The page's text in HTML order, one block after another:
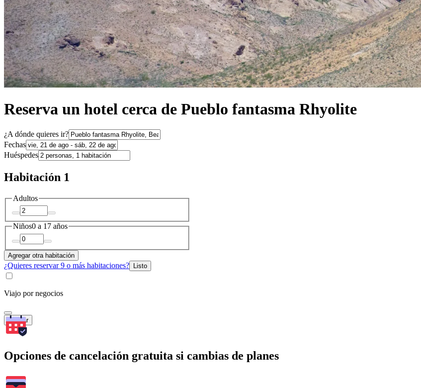
Reserva un hotel cerca de Pueblo fantasma Rhyolite
¿A dónde quieres ir?
Fechas
Huéspedes
Habitación 1
Adultos
Niños0 a 17 años
Agregar otra habitación
¿Quieres reservar 9 o más habitaciones? Listo
Viajo por negocios
Buscar
Opciones de cancelación gratuita si cambias de planes